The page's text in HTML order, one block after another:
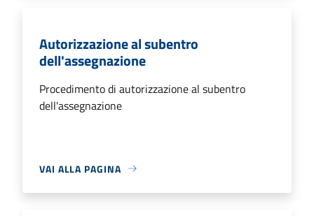
Autorizzazione al subentro
dell'assegnazione
Procedimento di autorizzazione al subentro
dell'assegnazione
VAI ALLA PAGINA